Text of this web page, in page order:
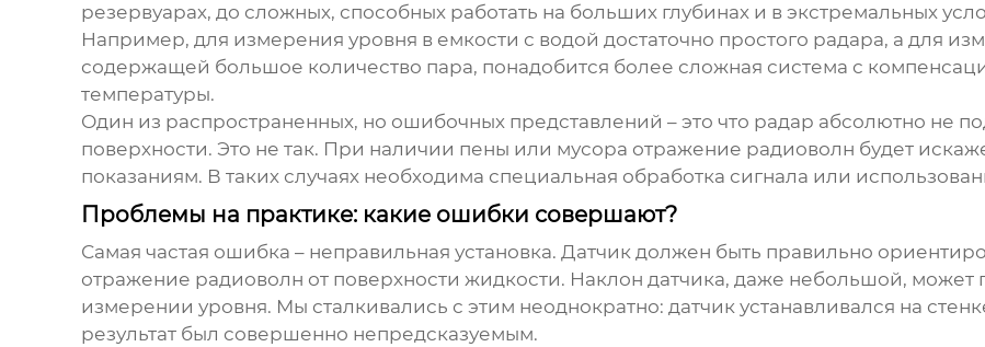
резервуарах, до сложных, способных работать на больших глубинах и в экстремальных
Например, для измерения уровня в емкости с водой достаточно простого радара, а для
содержащей большое количество пара, понадобится более сложная система с
температуры.
Один из распространенных, но ошибочных представлений – это что радар абсолютно не
поверхности. Это не так. При наличии пены или мусора отражение радиоволн будет
показаниям. В таких случаях необходима специальная обработка сигнала или
Проблемы на практике: какие ошибки совершают?
Самая частая ошибка – неправильная установка. Датчик должен быть правильно
отражение радиоволн от поверхности жидкости. Наклон датчика, даже небольшой,
измерении уровня. Мы сталкивались с этим неоднократно: датчик устанавливался на
результат был совершенно непредсказуемым.